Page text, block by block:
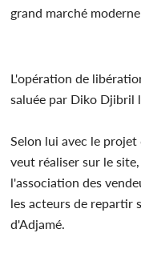
grand marché moderne.
L'opération de
saluée par Diko Djibril
Selon lui avec le
veut réaliser sur le
l'association des
les acteurs de repartir
d'Adjamé.